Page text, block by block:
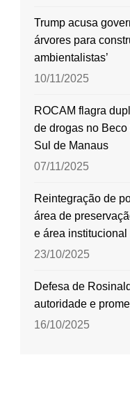
Trump acusa
árvores para
ambientalistas’
10/11/2025
ROCAM flagra
de drogas no
Sul de Manaus
07/11/2025
Reintegração de
área de
e área institucional
23/10/2025
Defesa de
autoridade e
16/10/2025